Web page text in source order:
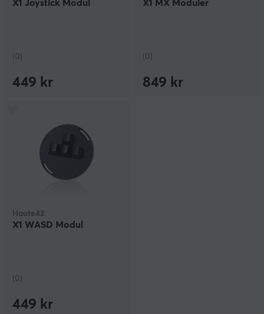
X1 Joystick Modul
(0)
449 kr
X1 MX Moduler
(0)
849 kr
Haute42
X1 WASD Modul
(0)
449 kr